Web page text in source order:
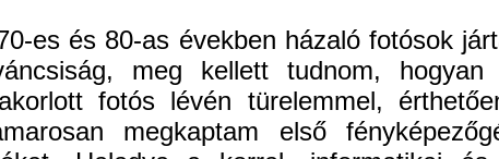
es és 80-as években házaló fotósok
meg kellett tudnom,
fotós lévén türelemmel,
megkaptam első